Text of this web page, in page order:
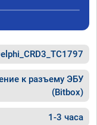
к разъему ЭБУ
(Bitbox)
1-3 часа